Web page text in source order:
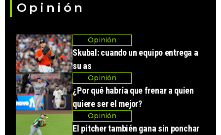
Opinión
Opinión
Skubal: cuando un equipo entrega a
su as
Opinión
¿Por qué habría que frenar a quien
quiere ser el mejor?
Opinión
El pitcher también gana sin ponchar